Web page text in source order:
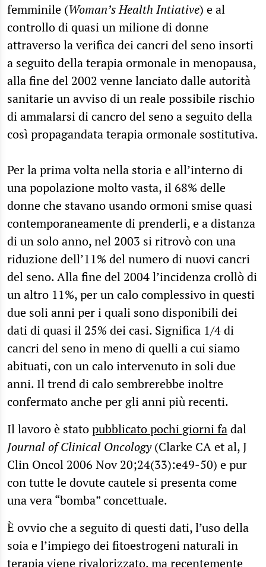
femminile (Woman’s Health Intiative) e al
controllo di quasi un milione di donne
attraverso la verifica dei cancri del seno insorti
a seguito della terapia ormonale in menopausa,
alla fine del 2002 venne lanciato dalle autorità
sanitarie un avviso di un reale possibile rischio
di ammalarsi di cancro del seno a seguito della
così propagandata terapia ormonale sostitutiva.
Per la prima volta nella storia e all’interno di
una popolazione molto vasta, il 68% delle
donne che stavano usando ormoni smise quasi
contemporaneamente di prenderli, e a distanza
di un solo anno, nel 2003 si ritrovò con una
riduzione dell’11% del numero di nuovi cancri
del seno. Alla fine del 2004 l’incidenza crollò di
un altro 11%, per un calo complessivo in questi
due soli anni per i quali sono disponibili dei
dati di quasi il 25% dei casi. Significa 1/4 di
cancri del seno in meno di quelli a cui siamo
abituati, con un calo intervenuto in soli due
anni. Il trend di calo sembrerebbe inoltre
confermato anche per gli anni più recenti.
Il lavoro è statopubblicato pochi giorni fadal
Journal of Clinical Oncology(Clarke CA et al, J
Clin Oncol 2006 Nov 20;24(33):e49-50) e pur
con tutte le dovute cautele si presenta come
una vera “bomba” concettuale.
È ovvio che a seguito di questi dati, l’uso della
soia e l’impiego dei fitoestrogeni naturali in
terapia viene rivalorizzato, ma recentemente